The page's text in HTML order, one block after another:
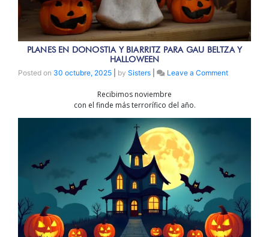
PLANES EN DONOSTIA Y BIARRITZ PARA GAU BELTZA Y
HALLOWEEN
Posted on 30 octubre, 2025 by Sisters Leave a Commenton
Recibimos noviembre
con el finde más terrorífico del año.